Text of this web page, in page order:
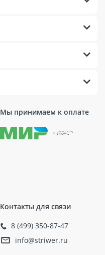
Мы принимаем к оплате
Контакты для связи
8 (499) 350-87-47
info@striwer.ru